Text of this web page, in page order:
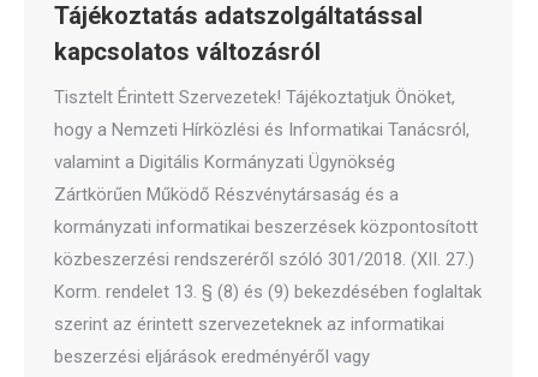
Tájékoztatás adatszolgáltatással
kapcsolatos változásról
Tisztelt Érintett Szervezetek! Tájékoztatjuk Önöket,
hogy a Nemzeti Hírközlési és Informatikai Tanácsról,
valamint a Digitális Kormányzati Ügynökség
Zártkörűen Működő Részvénytársaság és a
kormányzati informatikai beszerzések központosított
közbeszerzési rendszeréről szóló 301/2018. (XII. 27.)
Korm. rendelet 13. § (8) és (9) bekezdésében foglaltak
szerint az érintett szervezeteknek az informatikai
beszerzési eljárások eredményéről vagy